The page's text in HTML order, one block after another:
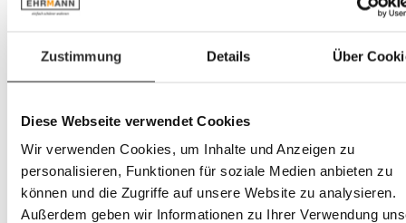
Zustimmung Details Über
Diese Webseite verwendet Cookies
Wir verwenden Cookies, um Inhalte und Anzeigen zu
personalisieren, Funktionen für soziale Medien anbieten zu
können und die Zugriffe auf unsere Website zu analysieren.
Außerdem geben wir Informationen zu Ihrer Verwendung